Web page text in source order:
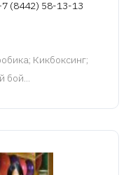
(8442) 58-13-13
Кикбоксинг;
бой...